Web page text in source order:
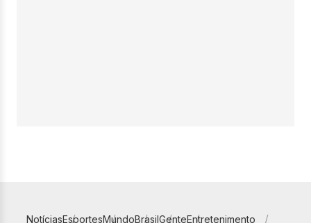
NotíciasEsportesMundoBrasilGenteEntretenimento